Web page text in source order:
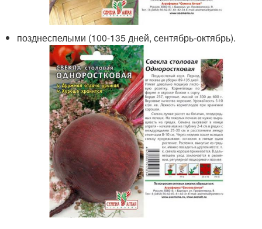
позднеспелыми (100-135 дней, сентябрь-октябрь).